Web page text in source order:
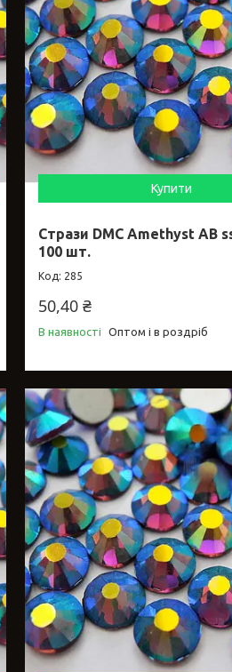
Купити
Стрази DMC Amethyst AB
100 шт.
285
50,40 ₴
В наявності Оптом і в роздріб